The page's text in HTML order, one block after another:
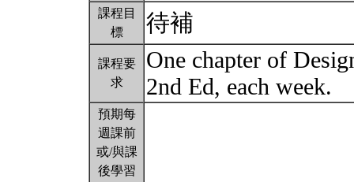
課程目
標
待補
課程要
求
One chapter of
2nd Ed, each week.
預期每
週課前
或/與課
後學習